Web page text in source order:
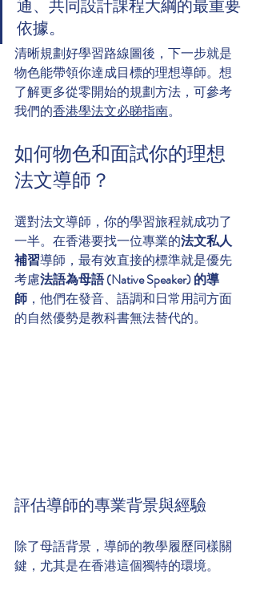
通、共同設計課程大綱的最重要
依據。
清晰規劃好學習路線圖後，下一步就是
物色能帶領你達成目標的理想導師。想
了解更多從零開始的規劃方法，可參考
我們的香港學法文必睇指南。
如何物色和面試你的理想
法文導師？
選對法文導師，你的學習旅程就成功了
一半。在香港要找一位專業的法文私人
補習導師，最有效直接的標準就是優先
考慮法語為母語 (Native Speaker) 的導
師 ，他們在發音、語調和日常用詞方面
的自然優勢是教科書無法替代的。
評估導師的專業背景與經驗
除了母語背景，導師的教學履歷同樣關
鍵，尤其是在香港這個獨特的環境。